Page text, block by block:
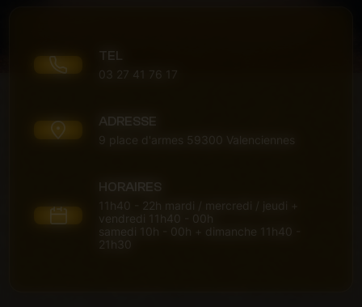
TEL
03 27 41 76 17
ADRESSE
9 place d'armes 59300 Valenciennes
HORAIRES
11h40 - 22h mardi / mercredi / jeudi +
vendredi 11h40 - 00h
samedi 10h - 00h + dimanche 11h40 -
21h30